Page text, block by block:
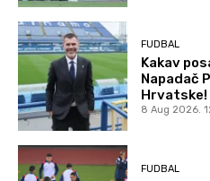
FUDBAL
Kakav
Napadač
Hrvatske!
8 Aug 2026.
FUDBAL